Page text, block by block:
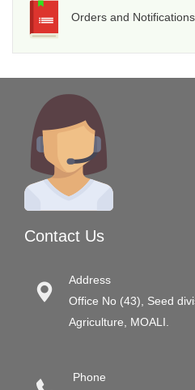
Orders and Notifications
Contact Us
Address
Office No (43), Seed
Agriculture, MOALI.
Phone